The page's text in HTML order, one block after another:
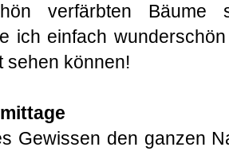
verfärbten Bäume
ich einfach
sehen können!
Gewissen den ganzen